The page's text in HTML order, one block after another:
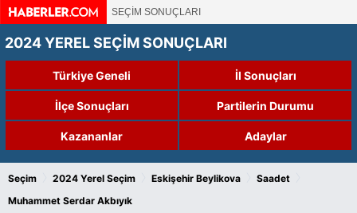
SEÇİM SONUÇLARI
2024 YEREL SEÇİM SONUÇLARI
Türkiye Geneli İl Sonuçları
İlçe Sonuçları Partilerin Durumu
Kazananlar Adaylar
Seçim 2024 Yerel Seçim Eskişehir Beylikova Saadet
Muhammet Serdar Akbıyık